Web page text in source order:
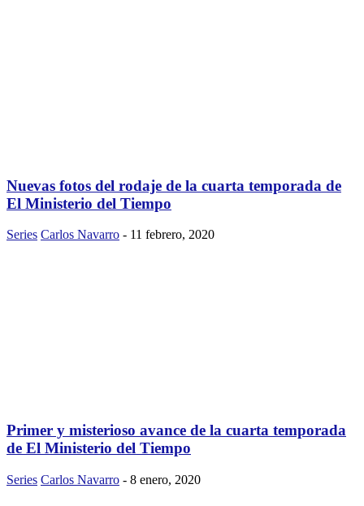
Nuevas fotos del rodaje de la cuarta temporada de
El Ministerio del Tiempo
Series Carlos Navarro - 11 febrero, 2020
Primer y misterioso avance de la cuarta temporada
de El Ministerio del Tiempo
Series Carlos Navarro - 8 enero, 2020